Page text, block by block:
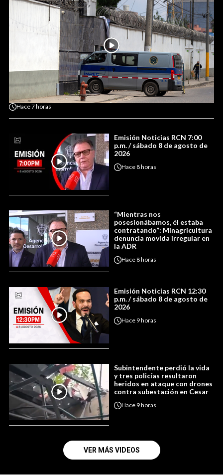
Hace7 horas
Emisión Noticias RCN 7:00
p.m. / sábado 8 de agosto de
2026
Hace8 horas
“Mientras nos
posesionábamos, él estaba
contratando”: Minagricultura
denuncia movida irregular en
la ADR
Hace8 horas
Emisión Noticias RCN 12:30
p.m. / sábado 8 de agosto de
2026
Hace 9 horas
Subintendente perdió la vida
y tres policías resultaron
heridos en ataque con drones
contra subestación en Cesar
Hace 9 horas
VER MÁS VIDEOS